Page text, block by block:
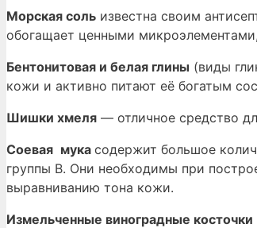
Морская соль известна своим
обогащает ценными
Бентонитовая и белая глины (виды
кожи и активно питают её богатым
Шишки хмеля — отличное средство
Соевая мука содержит большое
группы В. Они необходимы при
выравниванию тона кожи.
Измельченные виноградные косточки